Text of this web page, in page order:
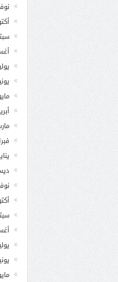
يوليو
يونيو
مايو
أبريل
مارس
يناير
يوليو
يونيو
مايو